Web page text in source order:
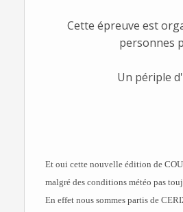
Cette épreuve est
personnes
Un périple
Et oui cette nouvelle édition de
malgré des conditions météo pas
En effet nous sommes partis de